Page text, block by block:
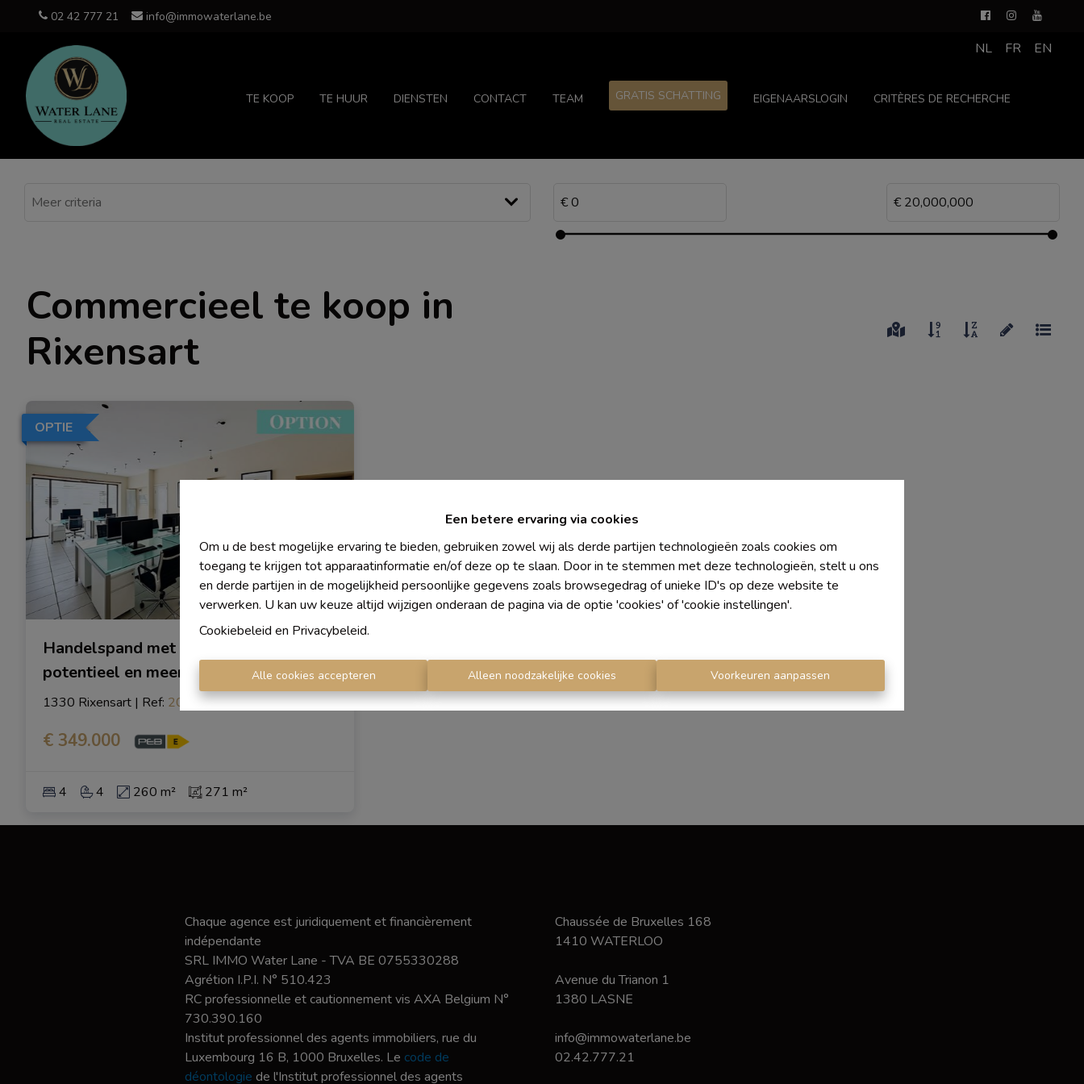
Een betere ervaring via cookies
Om u de best mogelijke ervaring te bieden, gebruiken zowel wij als derde partijen technologieën zoals cookies om
toegang te krijgen tot apparaatinformatie en/of deze op te slaan. Door in te stemmen met deze technologieën, stelt u ons
en derde partijen in de mogelijkheid persoonlijke gegevens zoals browsegedrag of unieke ID's op deze website te
verwerken. U kan uw keuze altijd wijzigen onderaan de pagina via de optie 'cookies' of 'cookie instellingen'.
Cookiebeleid en Privacybeleid.
Alle cookies accepteren Alleen noodzakelijke cookies Voorkeuren aanpassen
02 42 777 21 info@immowaterlane.be
TE KOOP TE HUUR DIENSTEN CONTACT TEAM GRATIS SCHATTING EIGENAARSLOGIN CRITÈRES DE RECHERCHE
NL FR EN
Commercieel te koop in
Rixensart
OPTIE
Handelspand met woonst / Groot
potentieel en meerdere mogelijkheden
1330 Rixensart | Ref: 2025
€ 349.000
4 4 260 m² 271 m²
Chaque agence est juridiquement et financièrement
indépendante
SRL IMMO Water Lane - TVA BE 0755330288
Agrétion I.P.I. N° 510.423
RC professionnelle et cautionnement vis AXA Belgium N°
730.390.160
Institut professionnel des agents immobiliers, rue du
Luxembourg 16 B, 1000 Bruxelles. Le code de
déontologie de l'Institut professionnel des agents
Chaussée de Bruxelles 168
1410 WATERLOO
Avenue du Trianon 1
1380 LASNE
info@immowaterlane.be
02.42.777.21